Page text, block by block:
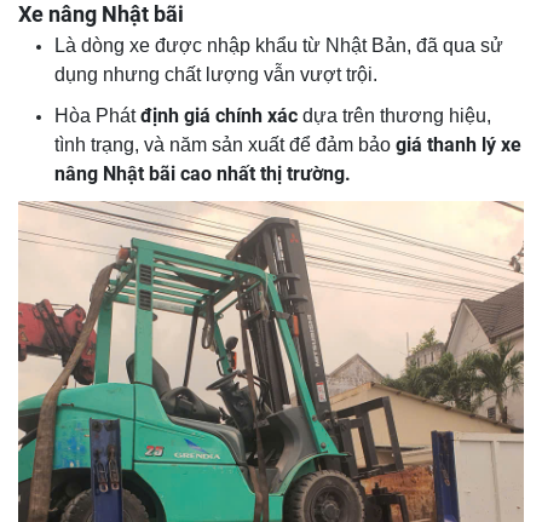
Xe nâng Nhật bãi
Là dòng xe được nhập khẩu từ Nhật Bản, đã qua sử
dụng nhưng chất lượng vẫn vượt trội.
Hòa Phátđịnh giá chính xác dựa trên thương hiệu,
tình trạng, và năm sản xuất để đảm bảo giá thanh lý xe
nâng Nhật bãi cao nhất thị trường.